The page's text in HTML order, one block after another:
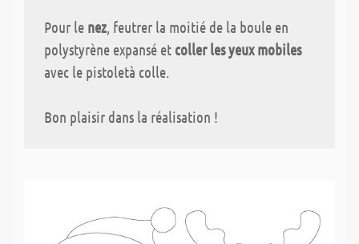
Pour le nez, feutrer la moitié de la boule en
polystyrène expansé et coller les yeux mobiles
avec le pistoletà colle.
Bon plaisir dans la réalisation !